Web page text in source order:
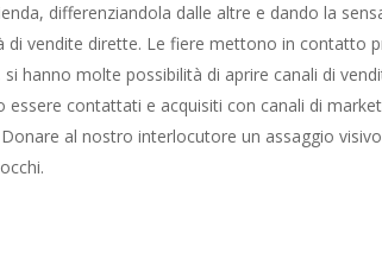
differenziandola dalle altre e dando la
di vendite dirette. Le fiere mettono in contatto
hanno molte possibilità di aprire canali di
essere contattati e acquisiti con canali di
al nostro interlocutore un assaggio